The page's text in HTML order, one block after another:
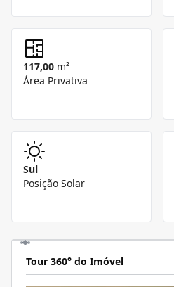
117,00 m²
Área Privativa
Sul
Posição Solar
Tour 360° do Imóvel